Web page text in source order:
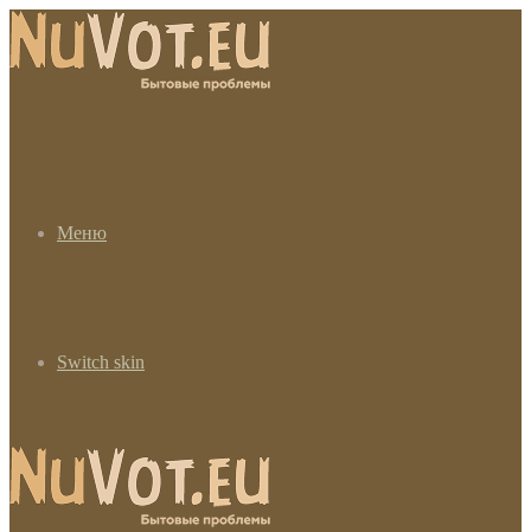
Меню
Switch skin